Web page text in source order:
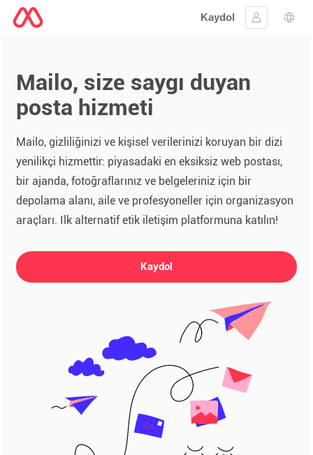
Kaydol
Oturum aç
Dil
Mailo, size saygı duyan
posta hizmeti
Mailo, gizliliğinizi ve kişisel verilerinizi koruyan bir dizi
yenilikçi hizmettir: piyasadaki en eksiksiz web postası,
bir ajanda, fotoğraflarınız ve belgeleriniz için bir
depolama alanı, aile ve profesyoneller için organizasyon
araçları. Ilk alternatif etik iletişim platformuna katılın!
Kaydol